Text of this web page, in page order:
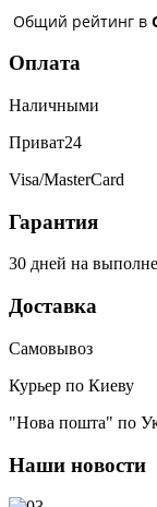
Общий рейтинг в
Оплата
Наличными
Приват24
Visa/MasterCard
Гарантия
30 дней на
Доставка
Самовывоз
Курьер по Киеву
"Нова пошта" по
Наши новости